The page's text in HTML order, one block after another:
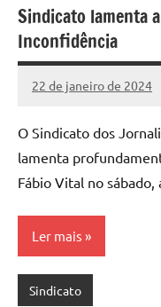
Sindicato lamenta
Inconfidência
22 de janeiro de 2024
Assessoria
Nenhum
O Sindicato dos
lamenta
Fábio Vital no
Ler mais
Sindicato